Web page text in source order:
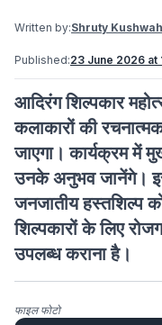
Written by:Shruty
Published:23 June 2026 at
आदिरंग शिल्पकार
कलाकारों की
जाएगा। कार्यक्रम में
उनके अनुभव जानेंगे। इस
जनजातीय हस्तशिल्प
शिल्पकारों के लिए
उपलब्ध कराना है।
फाइल फोटो